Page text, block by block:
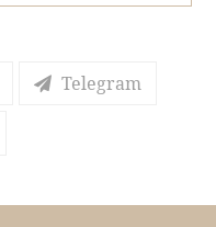
Telegram